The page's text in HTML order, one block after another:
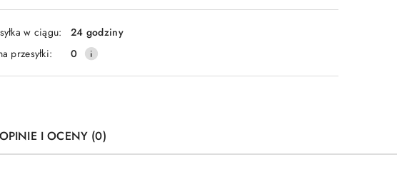
Wyślij
w ciągu:
24 godziny
przesyłki:
0
OPINIE I OCENY (0)